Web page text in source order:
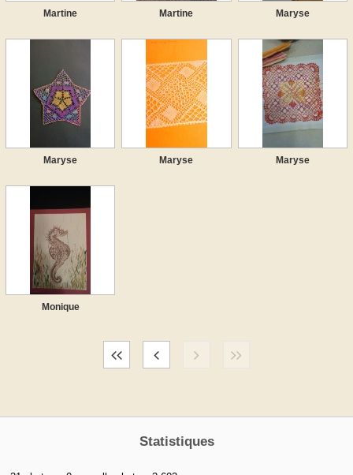
Martine Martine Maryse
Maryse Maryse Maryse
Monique
Statistiques